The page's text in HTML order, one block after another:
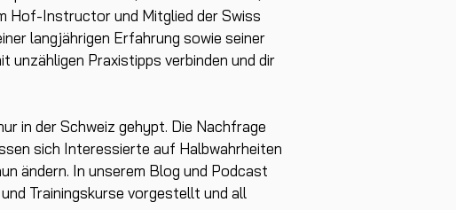
Hof-Instructor und Mitglied der Swiss
langjährigen Erfahrung sowie seiner
unzähligen Praxistipps verbinden und dir
in der Schweiz gehypt. Die Nachfrage
sich Interessierte auf Halbwahrheiten
ändern. In unserem Blog und Podcast
Trainingskurse vorgestellt und all